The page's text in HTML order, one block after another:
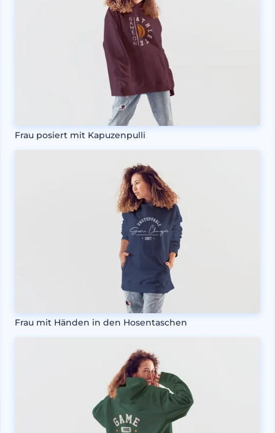
Frau posiert mit Kapuzenpulli
Frau mit Händen in den Hosentaschen